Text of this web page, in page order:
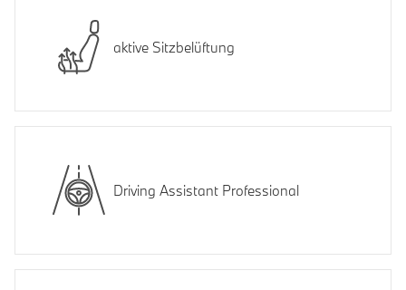
aktive Sitzbelüftung
Driving Assistant Professional